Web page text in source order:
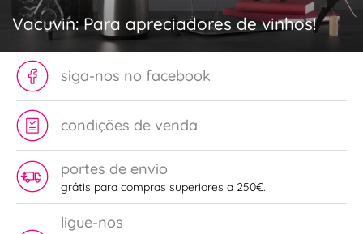
Vacuvin: Para apreciadores de vinhos!
siga-nos no facebook
condições de venda
portes de envio
grátis para compras superiores a 250€.
ligue-nos